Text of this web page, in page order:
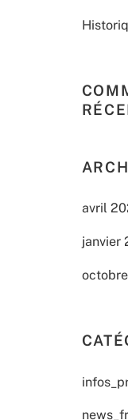
avril
janvier
news_fr